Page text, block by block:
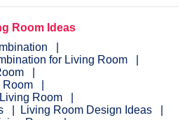
Room Ideas
for Living Room
Room
Room
Living Room Design Ideas